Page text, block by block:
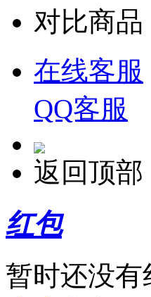
对比商品
在线客服
QQ客服
返回顶部
红包
暂时还没有